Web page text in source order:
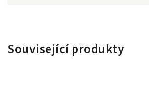
Související produkty